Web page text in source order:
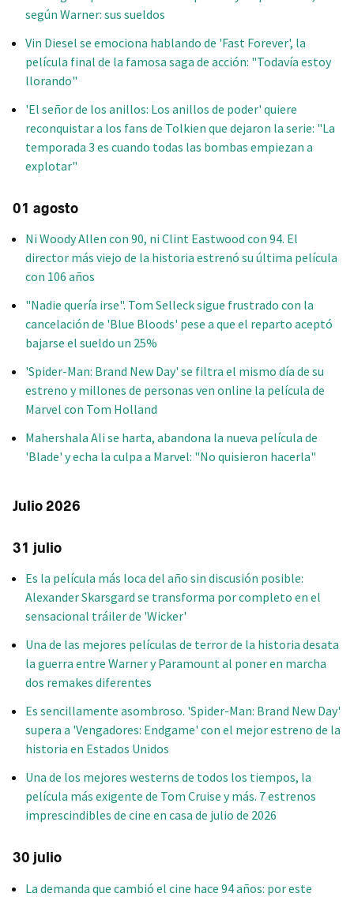
según Warner: sus sueldos
Vin Diesel se emociona hablando de 'Fast Forever', la
película final de la famosa saga de acción: "Todavía estoy
llorando"
'El señor de los anillos: Los anillos de poder' quiere
reconquistar a los fans de Tolkien que dejaron la serie: "La
temporada 3 es cuando todas las bombas empiezan a
explotar"
01 agosto
Ni Woody Allen con 90, ni Clint Eastwood con 94. El
director más viejo de la historia estrenó su última película
con 106 años
"Nadie quería irse". Tom Selleck sigue frustrado con la
cancelación de 'Blue Bloods' pese a que el reparto aceptó
bajarse el sueldo un 25%
'Spider-Man: Brand New Day' se filtra el mismo día de su
estreno y millones de personas ven online la película de
Marvel con Tom Holland
Mahershala Ali se harta, abandona la nueva película de
'Blade' y echa la culpa a Marvel: "No quisieron hacerla"
Julio 2026
31 julio
Es la película más loca del año sin discusión posible:
Alexander Skarsgard se transforma por completo en el
sensacional tráiler de 'Wicker'
Una de las mejores películas de terror de la historia desata
la guerra entre Warner y Paramount al poner en marcha
dos remakes diferentes
Es sencillamente asombroso. 'Spider-Man: Brand New Day'
supera a 'Vengadores: Endgame' con el mejor estreno de la
historia en Estados Unidos
Una de los mejores westerns de todos los tiempos, la
película más exigente de Tom Cruise y más. 7 estrenos
imprescindibles de cine en casa de julio de 2026
30 julio
La demanda que cambió el cine hace 94 años: por este